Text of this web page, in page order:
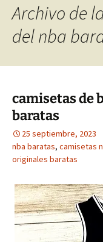
Archivo de
del nba
camisetas de
baratas
25 septiembre, 2023
nba baratas, camisetas
originales baratas